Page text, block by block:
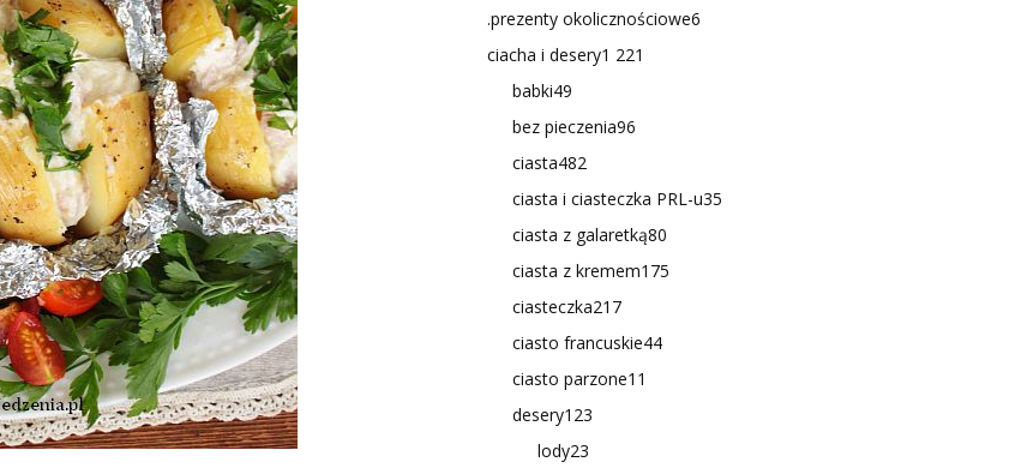
.prezenty okolicznościowe6
ciacha i desery1 221
babki49
bez pieczenia96
ciasta482
ciasta i ciasteczka PRL-u35
ciasta z galaretką80
ciasta z kremem175
ciasteczka217
ciasto francuskie44
ciasto parzone11
desery123
lody23